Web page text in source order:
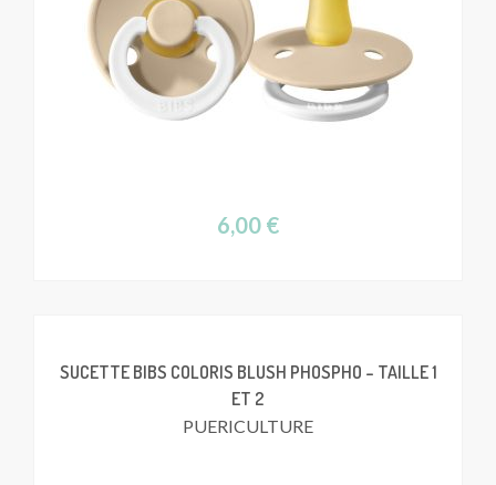
6,00 €
SUCETTE BIBS COLORIS BLUSH PHOSPHO – TAILLE 1
ET 2
PUERICULTURE